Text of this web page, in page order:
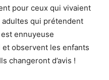
pour ceux qui vivaient
adultes qui prétendent
ennuyeuse
observent les enfants
changeront d’avis !